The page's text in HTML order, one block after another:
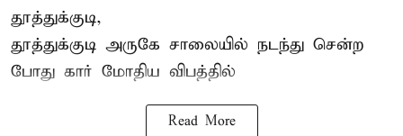
தூத்துக்குடி,
தூத்துக்குடி அருகே சாலையில் நடந்து சென்ற
போது கார் மோதிய விபத்தில்
Read More